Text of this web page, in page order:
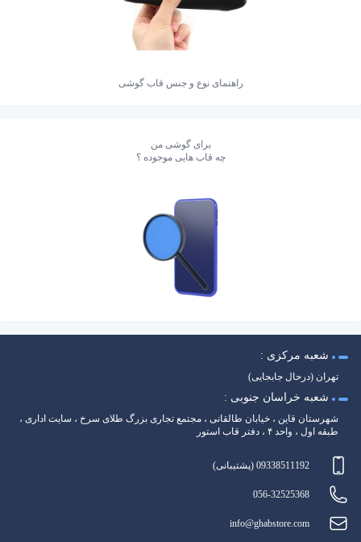
راهنمای نوع و جنس قاب گوشی
برای گوشی من
چه قاب هایی موجوده ؟
شعبه مرکزی :
تهران (درحال جابجایی)
شعبه خراسان جنوبی :
شهرستان قاین ، خیابان طالقانی ، مجتمع تجاری بزرگ طلای سرخ ، سایت اداری ،
طبقه اول ، واحد ۴ ، دفتر قاب استور
09338511192 (پشتیبانی)
056-32525368
info@ghabstore.com